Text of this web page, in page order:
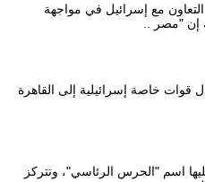
مع إسرائيل في مواجهة
إن "مصر ..
قوات خاصة إسرائيلية إلى القاهرة
اسم "الحرس الرئاسي"، وتتركز